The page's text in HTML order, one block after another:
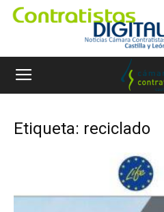
Etiqueta: reciclado